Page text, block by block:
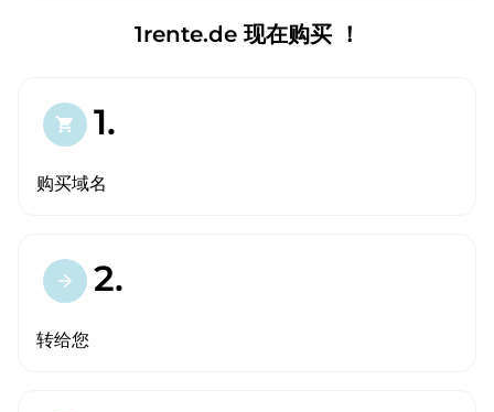
1rente.de 现在购买 ！
shopping_cart 1.
购买域名
arrow_forward 2.
转给您